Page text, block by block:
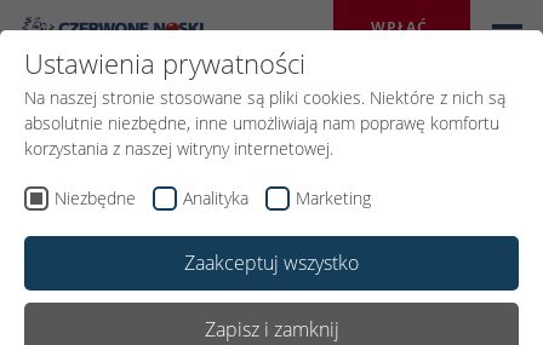
WPŁAĆ
Wróć
Udostępnij:
Ustawienia prywatności
Na naszej stronie stosowane są pliki cookies. Niektóre z nich są
absolutnie niezbędne, inne umożliwiają nam poprawę komfortu
korzystania z naszej witryny internetowej.
Niezbędne Analityka Marketing
Zaakceptuj wszystko
Zapisz i zamknij